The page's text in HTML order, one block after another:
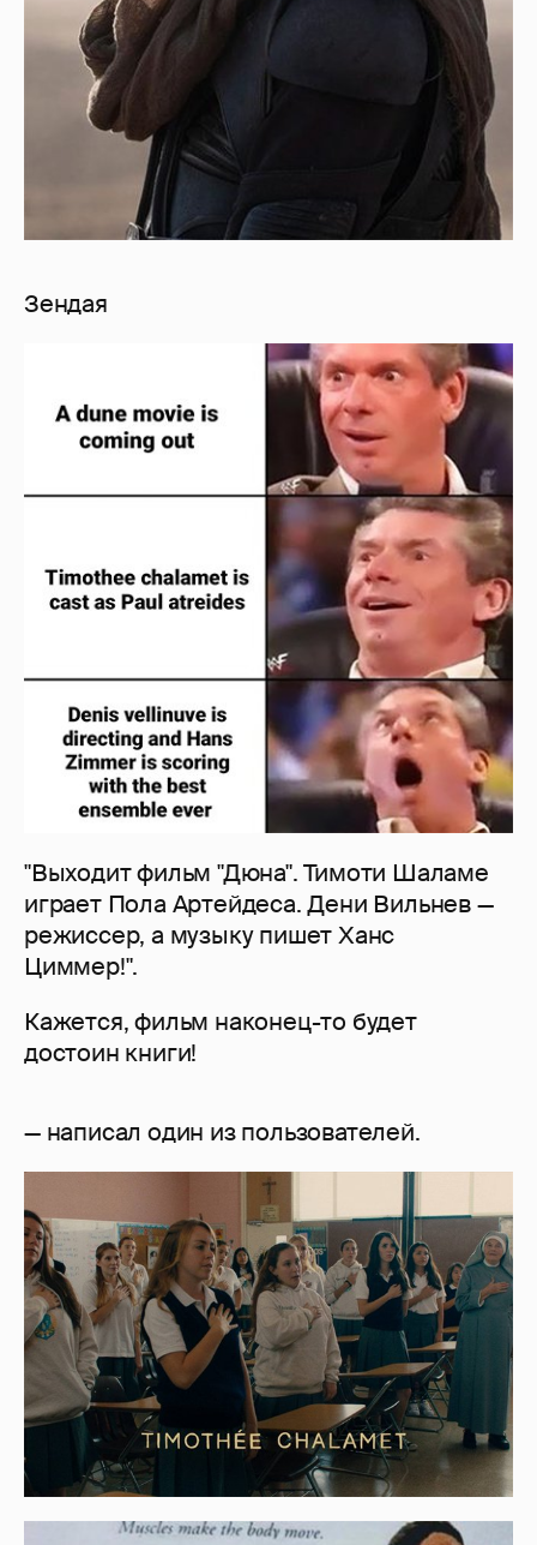
Зендая
"Выходит фильм "Дюна". Тимоти Шаламе
играет Пола Артейдеса. Дени Вильнев —
режиссер, а музыку пишет Ханс
Циммер!".
Кажется, фильм наконец-то будет
достоин книги!
— написал один из пользователей.